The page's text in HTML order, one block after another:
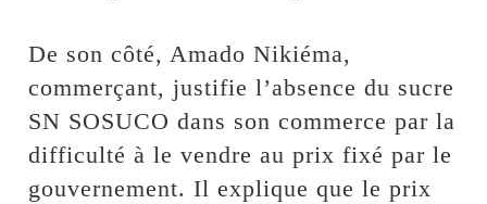
De son côté, Amado Nikiéma,
commerçant, justifie l’absence du sucre
SN SOSUCO dans son commerce par la
difficulté à le vendre au prix fixé par le
gouvernement. Il explique que le prix